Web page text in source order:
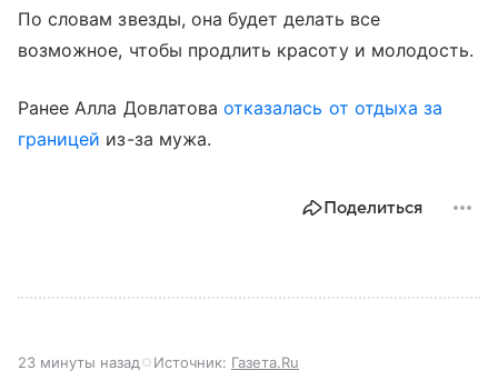
По словам звезды, она будет делать все
возможное, чтобы продлить красоту и молодость.
Ранее Алла Довлатоваотказалась от отдыха за
границей из-за мужа.
Поделиться
23 минуты назад Источник: Газета.Ru